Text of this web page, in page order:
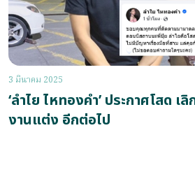
3 มีนาคม 2025
‘ลำไย ไหทองคำ’ ประกาศโสด เ
งานแต่ง อีกต่อไป